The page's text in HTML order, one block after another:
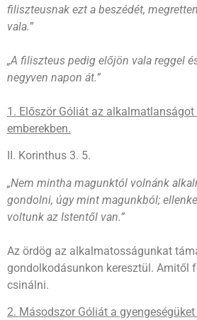
filiszteusnak ezt a beszédét,
vala.”
„A filiszteus pedig előjön vala reggel
negyven napon át.”
1. Először Góliát az alkalmatlanságot
emberekben.
II. Korinthus 3. 5.
„Nem mintha magunktól volnánk
gondolni, úgy mint magunkból;
voltunk az Istentől van.”
Az ördög az alkalmatosságunkat
gondolkodásunkon keresztül. Amitől
csinálni.
2. Másodszor Góliát a